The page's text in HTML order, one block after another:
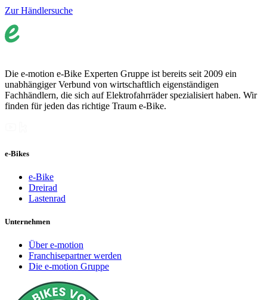
Zur Händlersuche
Die e-motion e-Bike Experten Gruppe ist bereits seit 2009 ein
unabhängiger Verbund von wirtschaftlich eigenständigen
Fachhändlern, die sich auf Elektrofahrräder spezialisiert haben. Wir
finden für jeden das richtige Traum e-Bike.
e-Bikes
e-Bike
Dreirad
Lastenrad
Unternehmen
Über e-motion
Franchisepartner werden
Die e-motion Gruppe